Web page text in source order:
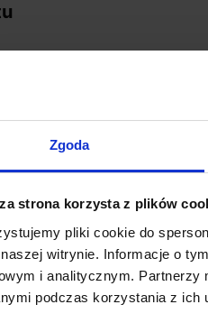
Zgoda
strona korzysta z plików
pliki cookie do
witrynie. Informacje o
i analitycznym. Partnerzy
podczas korzystania z ich